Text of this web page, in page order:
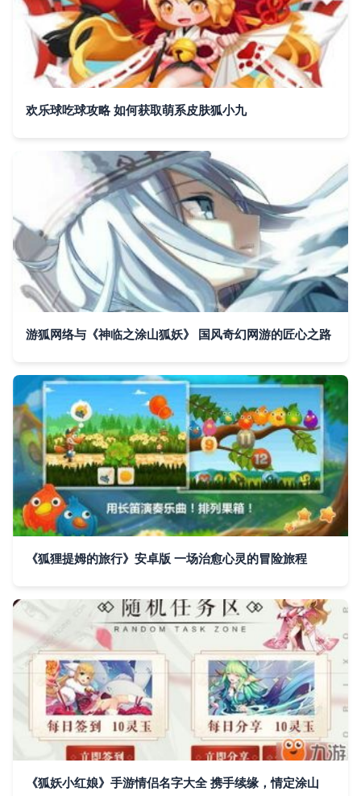
欢乐球吃球攻略 如何获取萌系皮肤狐小九
游狐网络与《神临之涂山狐妖》 国风奇幻网游的匠心之路
《狐狸提姆的旅行》安卓版 一场治愈心灵的冒险旅程
《狐妖小红娘》手游情侣名字大全 携手续缘，情定涂山